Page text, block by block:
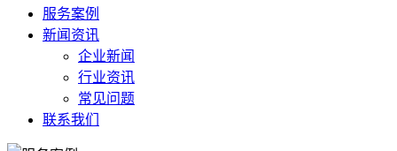
服务案例
新闻资讯
企业新闻
行业资讯
常见问题
联系我们